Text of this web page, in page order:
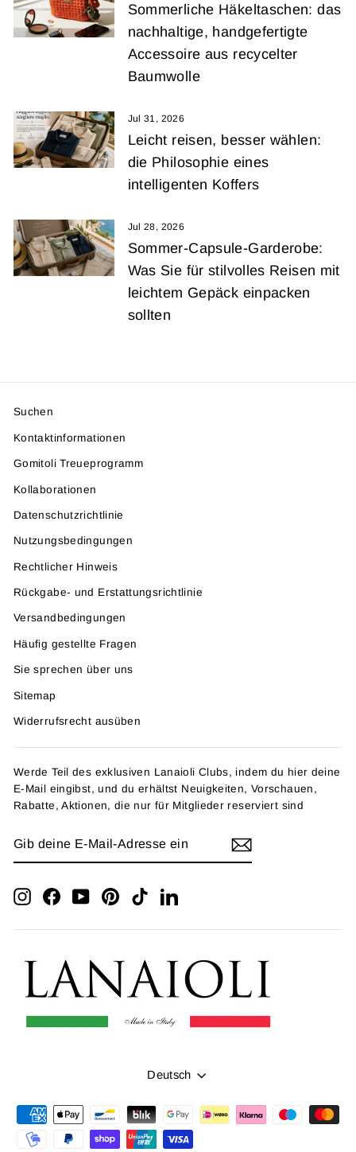
Sommerliche Häkeltaschen: das
nachhaltige, handgefertigte
Accessoire aus recycelter
Baumwolle
Jul 31, 2026
Leicht reisen, besser wählen:
die Philosophie eines
intelligenten Koffers
Jul 28, 2026
Sommer-Capsule-Garderobe:
Was Sie für stilvolles Reisen mit
leichtem Gepäck einpacken
sollten
Suchen
Kontaktinformationen
Gomitoli Treueprogramm
Kollaborationen
Datenschutzrichtlinie
Nutzungsbedingungen
Rechtlicher Hinweis
Rückgabe- und Erstattungsrichtlinie
Versandbedingungen
Häufig gestellte Fragen
Sie sprechen über uns
Sitemap
Widerrufsrecht ausüben
Werde Teil des exklusiven Lanaioli Clubs, indem du hier deine
E-Mail eingibst, und du erhältst Neuigkeiten, Vorschauen,
Rabatte, Aktionen, die nur für Mitglieder reserviert sind
DEINE
ADRESSE
EINInstagramFacebookYouTubePinterestTikTokLinkedIn
Sprache
Deutsch